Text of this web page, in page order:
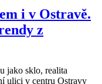
i v Ostravě.
z
jako sklo, realita
ulici v centru Ostravy